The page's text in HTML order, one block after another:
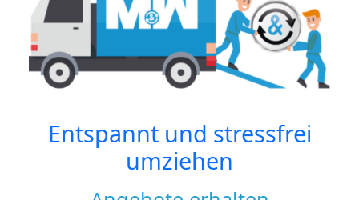
Entspannt und stressfrei
umziehen